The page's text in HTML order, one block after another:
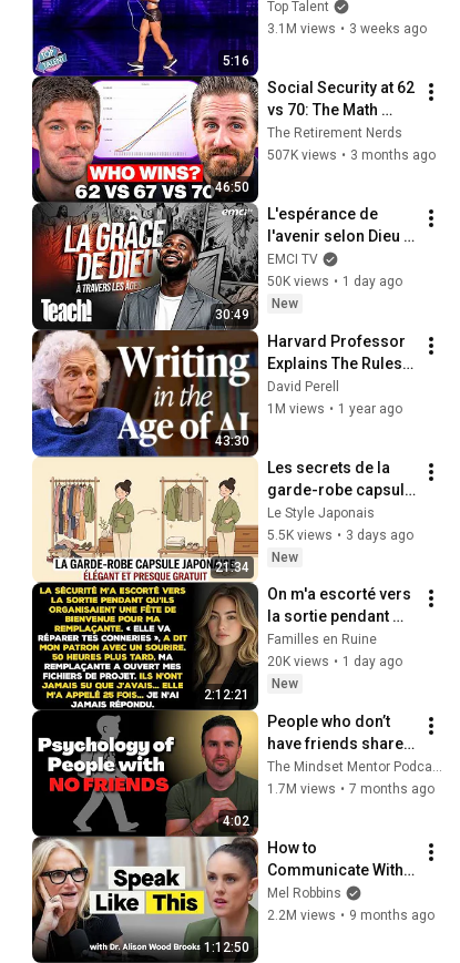
5:16
Away!
Top Talent
3.1M views • 3 weeks ago
46:50
Social Security at 62
vs 70: The Math
Everyone Gets
Wrong
The Retirement Nerds
507K views • 3 months ago
30:49
L'espérance de
l'avenir selon Dieu -
Teach! - Athoms
Mbuma
EMCI TV
50K views • 1 day ago
New
43:30
Harvard Professor
Explains The Rules
of Writing — Steven
Pinker
David Perell
1M views • 1 year ago
21:34
Les secrets de la
garde-robe capsule
japonaise —
Toujours élégant,
presque gratuit
Le Style Japonais
5.5K views • 3 days ago
New
2:12:21
On m'a escorté vers
la sortie pendant
qu'ils fêtaient
l'arrivée de ma
remplaçante —
Familles en Ruine
20K views • 1 day ago
New
4:02
People who don’t
have friends share
these five
personality traits
1.7M views • 7 months ago
1:12:50
How to
Communicate With
Confidence & Ease
(From Harvard
Mel Robbins
2.2M views • 9 months ago